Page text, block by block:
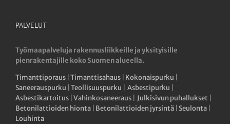
PALVELUT
Työmaapalveluja rakennusliikkeille ja yksityisille
pienrakentajille koko Suomen alueella.
Timanttiporaus Timanttisahaus Kokonaispurku
Saneerauspurku Teollisuuspurku Asbestipurku
Asbestikartoitus Vahinkosaneeraus Julkisivun puhallukset
Betonilattioiden hionta Betonilattioiden jyrsintä Seulonta
Louhinta